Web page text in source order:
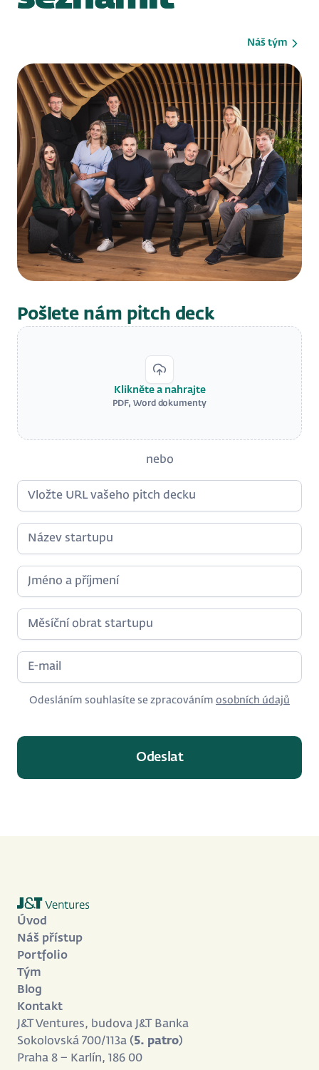
Pošlete nám pitch deck
Klikněte a nahrajte
PDF, Word dokumenty
nebo
Odesláním souhlasíte se zpracováním osobních údajů
Náš tým
Úvod
Náš přístup
Portfolio
Tým
Blog
Kontakt
J&T Ventures, budova J&T Banka
Sokolovská 700/113a (5. patro)
Praha 8 – Karlín, 186 00